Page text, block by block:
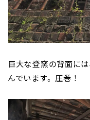
巨大な登窯の背面に
んでいます。圧巻！